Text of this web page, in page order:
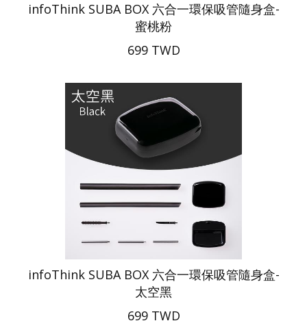
infoThink SUBA BOX 六合一環保吸管隨身盒-
蜜桃粉
699 TWD
infoThink SUBA BOX 六合一環保吸管隨身盒-
太空黑
699 TWD